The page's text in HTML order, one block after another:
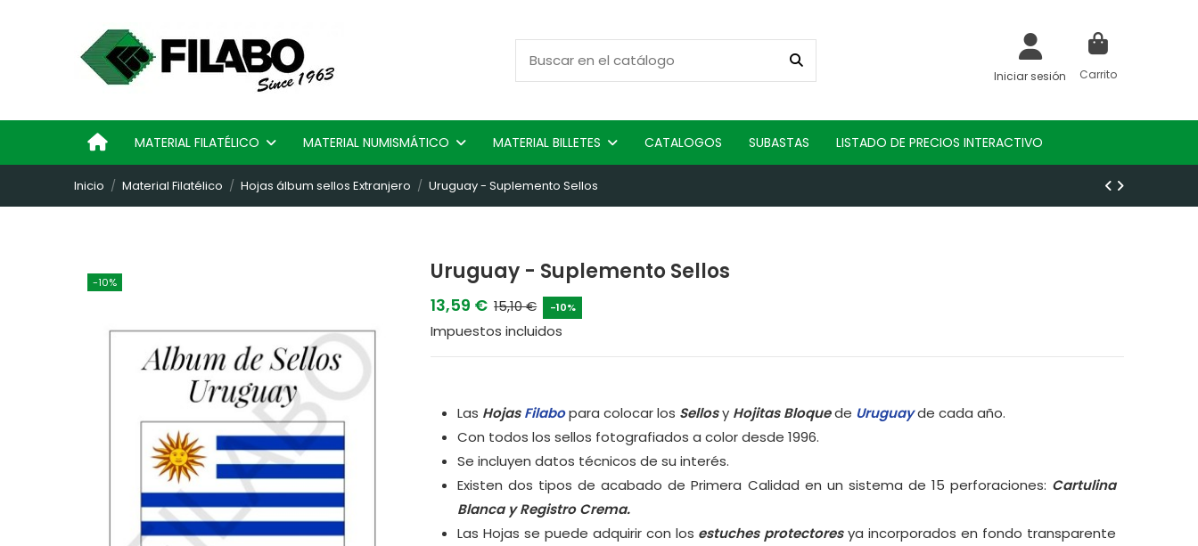
Iniciar sesión Carrito
MATERIAL FILATÉLICO MATERIAL NUMISMÁTICO MATERIAL BILLETES CATALOGOS SUBASTAS LISTADO DE PRECIOS INTERACTIVO
Inicio Material Filatélico Hojas álbum sellos Extranjero Uruguay - Suplemento Sellos
-10% Uruguay - Suplemento Sellos
13,59 € 15,10 € -10%
Impuestos incluidos
Las HojasFilabopara colocar los Sellosy Hojitas Bloquede Uruguayde cada año.
Con todos los sellos fotografiados a color desde 1996.
Se incluyen datos técnicos de su interés.
Existen dos tipos de acabado de Primera Calidad en un sistema de 15 perforaciones: Cartulina
Blanca yRegistro Crema.
Las Hojas se puede adquirir con los estuches protectoresya incorporados en fondo transparente